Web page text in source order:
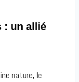
: un allié
nature, le